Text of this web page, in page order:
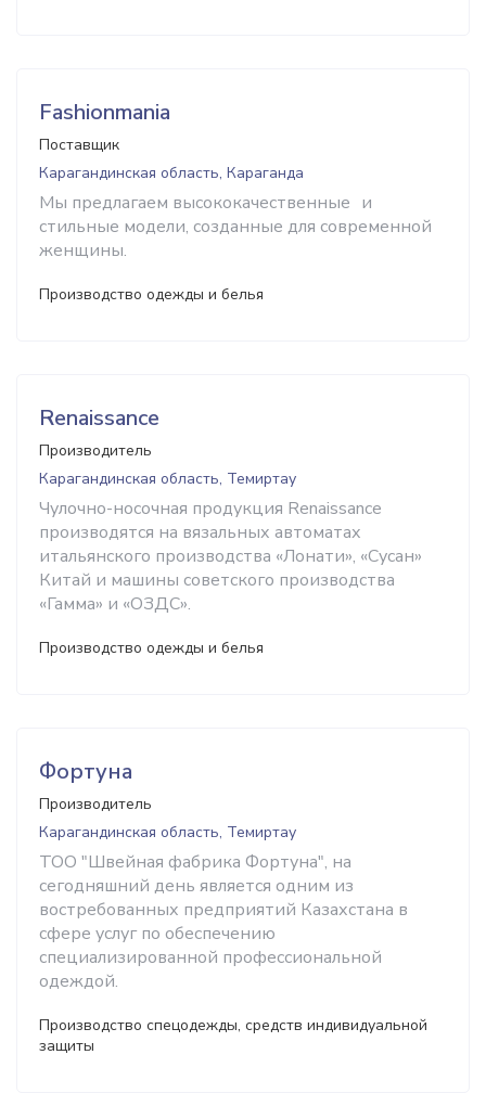
Fashionmania
Поставщик
Карагандинская область, Караганда
Мы предлагаем высококачественные и
стильные модели, созданные для современной
женщины.
Производство одежды и белья
Renaissance
Производитель
Карагандинская область, Темиртау
Чулочно-носочная продукция Renaissance
производятся на вязальных автоматах
итальянского производства «Лонати», «Сусан»
Китай и машины советского производства
«Гамма» и «ОЗДС».
Производство одежды и белья
Фортуна
Производитель
Карагандинская область, Темиртау
ТОО "Швейная фабрика Фортуна", на
сегодняшний день является одним из
востребованных предприятий Казахстана в
сфере услуг по обеспечению
специализированной профессиональной
одеждой.
Производство спецодежды, средств индивидуальной
защиты